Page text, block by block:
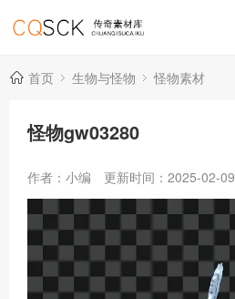
首页 生物与怪物 怪物素材
怪物gw03280
作者：小编 更新时间：2025-02-09